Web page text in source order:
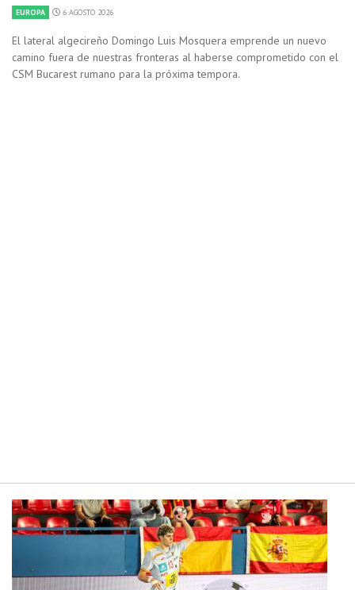
EUROPA 6 AGOSTO 2026
El lateral algecireño Domingo Luis Mosquera emprende un nuevo
camino fuera de nuestras fronteras al haberse comprometido con el
CSM Bucarest rumano para la próxima tempora.